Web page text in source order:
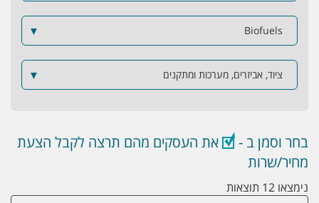
Biofuels
▼
ציוד, אביזרים, מערכות ומתקנים ▼
בחר וסמן ב -
את העסקים מהם תרצה לקבל הצעת
מחיר/שרות
נימצאו 12 תוצאות